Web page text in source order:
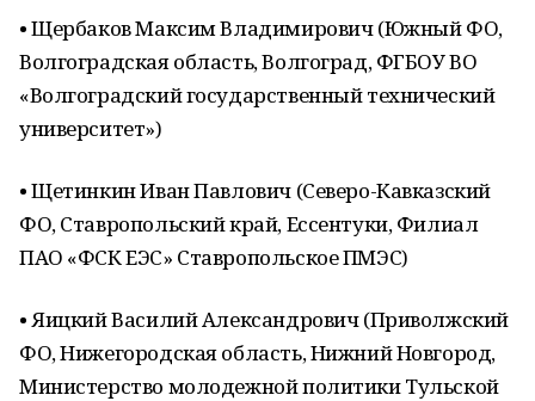
• Щербаков Максим Владимирович (Южный ФО,
Волгоградская область, Волгоград, ФГБОУ ВО
«Волгоградский государственный технический
университет»)
• Щетинкин Иван Павлович (Северо-Кавказский
ФО, Ставропольский край, Ессентуки, Филиал
ПАО «ФСК ЕЭС» Ставропольское ПМЭС)
• Яицкий Василий Александрович (Приволжский
ФО, Нижегородская область, Нижний Новгород,
Министерство молодежной политики Тульской